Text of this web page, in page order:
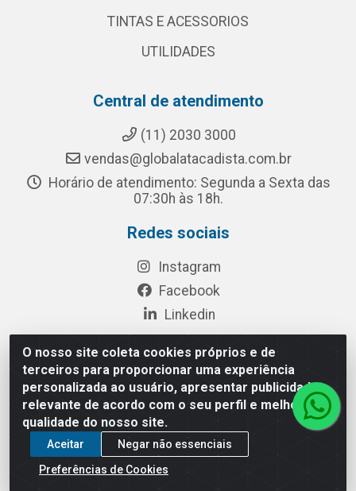
O nosso site coleta cookies próprios e de
terceiros para proporcionar uma experiência
personalizada ao usuário, apresentar publicidade
relevante de acordo com o seu perfil e melhorar a
qualidade do nosso site.
Aceitar
Negar não essenciais
Preferências de Cookies
TINTAS E ACESSORIOS
UTILIDADES
Central de atendimento
(11) 2030 3000
vendas@globalatacadista.com.br
Horário de atendimento: Segunda a Sexta das
07:30h às 18h.
Redes sociais
Instagram
Facebook
Linkedin
Rua Chipuê, 117 - S. Miguel Paulista São Paulo/SP - CEP
08010-260- CNPJ: 03.010.739/0001-72